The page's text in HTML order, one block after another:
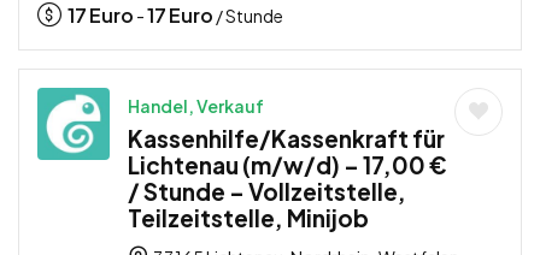
17Euro -17Euro / Stunde
Handel, Verkauf
Kassenhilfe/Kassenkraft für
Lichtenau (m/w/d) – 17,00 €
/ Stunde – Vollzeitstelle,
Teilzeitstelle, Minijob